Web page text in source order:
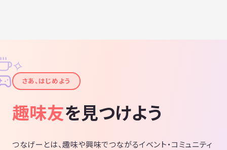
✦
✧
さあ、はじめよう
趣味友を見つけよう
つなげーとは、趣味や興味でつながるイベント・コミュニティ